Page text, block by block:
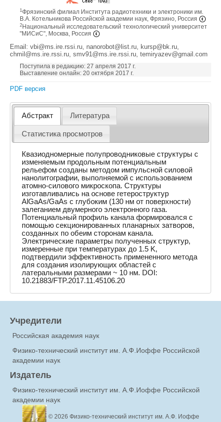
1 Фрязинский филиал Института радиотехники и электроники им.
В.А. Котельникова Российской академии наук, Фрязино, Россия
2 Национальный исследовательский технологический университет
"МИСиС", Москва, Россия
Email: vbi@ms.ire.rssi.ru, nanorobot@list.ru, kursp@bk.ru,
chmil@ms.ire.rssi.ru, smv91@ms.ire.rssi.ru, temiryazev@gmail.com
Поступила в редакцию: 27 апреля 2017 г.
Выставление онлайн: 20 октября 2017 г.
PDF версия
Абстракт Литература
Статистика просмотров
Квазиодномерные полупроводниковые структуры с
изменяемым продольным потенциальным
рельефом созданы методом импульсной силовой
нанолитографии, выполняемой с использованием
атомно-силового микроскопа. Структуры
изготавливались на основе гетероструктур
AlGaAs/GaAs с глубоким (130 нм от поверхности)
залеганием двумерного электронного газа.
Потенциальный профиль канала формировался с
помощью секционированных планарных затворов,
созданных по обеим сторонам канала.
Электрические параметры полученных структур,
измеренные при температурах до 1.5 K,
подтвердили эффективность примененного метода
для создания изолирующих областей с
латеральными размерами ~ 10 нм. DOI:
10.21883/FTP.2017.11.45106.20
Учредители
Российская академия наук
Физико-технический институт им. А.Ф.Иоффе Российской
академии наук
Издатель
Физико-технический институт им. А.Ф.Иоффе Российской
академии наук
© 2026 Физико-технический институт им. А.Ф. Иоффе